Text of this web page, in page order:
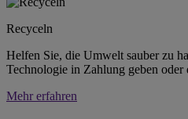
Recyceln
Helfen Sie, die Umwelt sauber zu
Technologie in Zahlung geben
Mehr erfahren